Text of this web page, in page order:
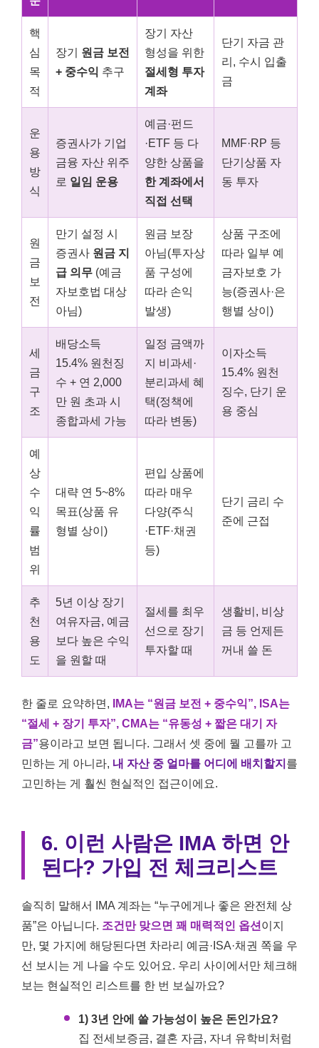
핵
심
목
적
장기 원금 보전
+ 중수익 추구
장기 자산
형성을 위한
절세형 투자
계좌
단기 자금 관
리, 수시 입출
금
운
용
방
식
증권사가 기업
금융 자산 위주
로 일임 운용
예금·펀드
·ETF 등 다
양한 상품을
한 계좌에서
직접 선택
MMF·RP 등
단기상품 자
동 투자
원
금
보
전
만기 설정 시
증권사 원금 지
급 의무(예금
자보호법 대상
아님)
원금 보장
아님(투자상
품 구성에
따라 손익
발생)
상품 구조에
따라 일부 예
금자보호 가
능(증권사·은
행별 상이)
세
금
구
조
배당소득
15.4% 원천징
수 + 연 2,000
만 원 초과 시
종합과세 가능
일정 금액까
지 비과세·
분리과세 혜
택(정책에
따라 변동)
이자소득
15.4% 원천
징수, 단기 운
용 중심
예
상
수
익
률
범
위
대략 연 5~8%
목표(상품 유
형별 상이)
편입 상품에
따라 매우
다양(주식
·ETF·채권
등)
단기 금리 수
준에 근접
추
천
용
도
5년 이상 장기
여유자금, 예금
보다 높은 수익
을 원할 때
절세를 최우
선으로 장기
투자할 때
생활비, 비상
금 등 언제든
꺼내 쓸 돈
한 줄로 요약하면,
IMA는 “원금 보전 + 중수익”, ISA는
“절세 + 장기 투자”, CMA는 “유동성 + 짧은 대기 자
금”용이라고 보면 됩니다. 그래서 셋 중에 뭘 고를까 고
민하는 게 아니라, 내 자산 중 얼마를 어디에 배치할지 를
고민하는 게 훨씬 현실적인 접근이에요.
6. 이런 사람은 IMA 하면 안
된다? 가입 전 체크리스트
솔직히 말해서 IMA 계좌는 “누구에게나 좋은 완전체 상
품”은 아닙니다. 조건만 맞으면 꽤 매력적인 옵션 이지
만, 몇 가지에 해당된다면 차라리 예금·ISA·채권 쪽을 우
선 보시는 게 나을 수도 있어요. 우리 사이에서만 체크해
보는 현실적인 리스트를 한 번 보실까요?
1) 3년 안에 쓸 가능성이 높은 돈인가요?
집 전세보증금, 결혼 자금, 자녀 유학비처럼